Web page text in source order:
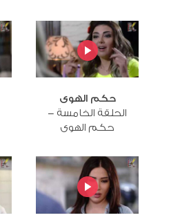
حكم الهوى
الحلقة الخامسة -
حكم الهوى